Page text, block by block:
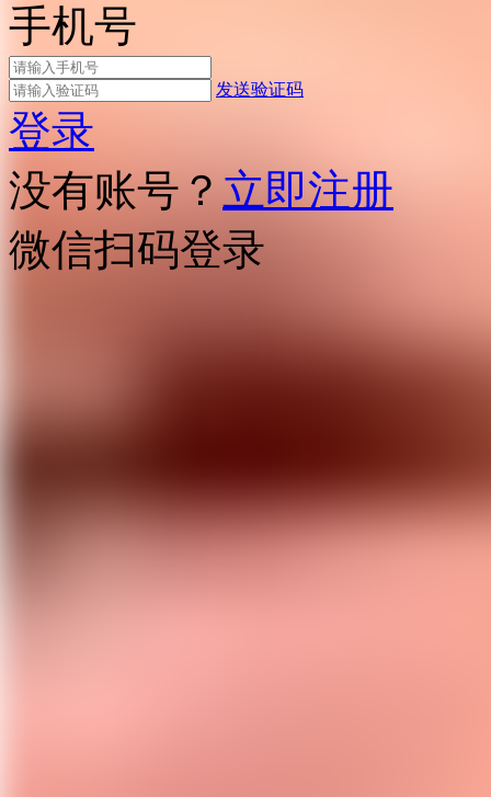
手机号
发送验证码
登录
没有账号？ 立即注册
微信扫码登录